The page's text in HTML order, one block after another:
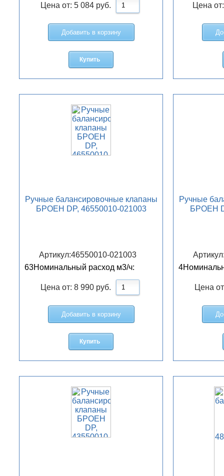
Цена от:5 084 руб.
Добавить в корзину
Купить
Цена
Ручные балансировочные клапаны
БРОЕН DP, 46550010-021003
Артикул:46550010-021003
Номинальный расход м3/ч:
63
Цена от:8 990 руб.
Добавить в корзину
Купить
Ручные
БРОЕН
4
Цена